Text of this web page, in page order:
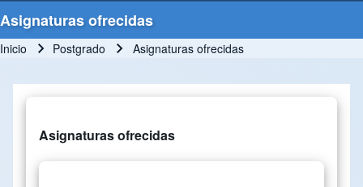
Asignaturas ofrecidas
Inicio Postgrado Asignaturas ofrecidas
Asignaturas ofrecidas